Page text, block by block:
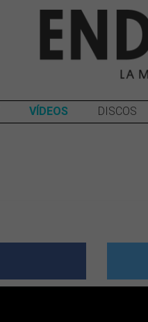
VÍDEOS DISCOS